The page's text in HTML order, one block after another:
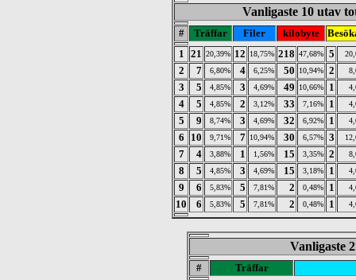
Vanligaste 10 utav
# Träffar Filer kilobyte
1
21 20,39% 12 18,75% 218 47,68% 5
2 7 6,80% 4 6,25% 50 10,94% 2
3 5 4,85% 3 4,69% 49 10,66% 1
4 5 4,85% 2 3,12% 33 7,16% 1
5 9 8,74% 3 4,69% 32 6,92% 1
6 10 9,71% 7 10,94% 30 6,57% 3
7 4 3,88% 1 1,56% 15 3,35% 2
8 5 4,85% 3 4,69% 15 3,18% 1
9 6 5,83% 5 7,81% 2 0,48% 1
10 6 5,83% 5 7,81% 2 0,48% 1
Vanligaste
#
Träffar